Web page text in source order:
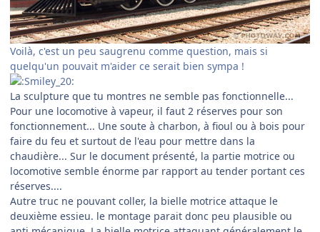
Voilà, c'est un peu saugrenu comme question, mais si
quelqu'un pouvait m'aider ce serait bien sympa !
La sculpture que tu montres ne semble pas fonctionnelle...
Pour une locomotive à vapeur, il faut 2 réserves pour son
fonctionnement... Une soute à charbon, à fioul ou à bois pour
faire du feu et surtout de l'eau pour mettre dans la
chaudière... Sur le document présenté, la partie motrice ou
locomotive semble énorme par rapport au tender portant ces
réserves....
Autre truc ne pouvant coller, la bielle motrice attaque le
deuxième essieu. le montage parait donc peu plausible ou